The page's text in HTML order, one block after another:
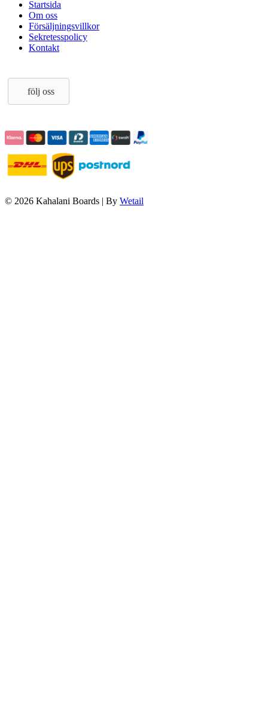
Startsida
Om oss
Försäljningsvillkor
Sekretesspolicy
Kontakt
följ oss
© 2026 Kahalani Boards | By Wetail